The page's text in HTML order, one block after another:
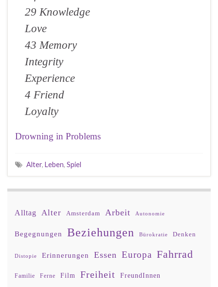
29 Knowledge
Love
43 Memory
Integrity
Experience
4 Friend
Loyalty
Drowning in Problems
Alter, Leben, Spiel
Alltag Alter Amsterdam Arbeit Autonomie
Begegnungen Beziehungen Bürokratie Denken
Distopie Erinnerungen Essen Europa Fahrrad
Familie Ferne Film Freiheit FreundInnen